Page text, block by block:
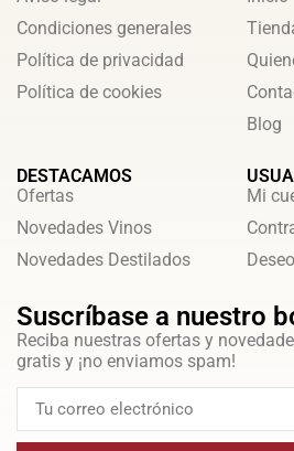
Condiciones generales
Política de privacidad
Política de cookies
Blog
DESTACAMOS
Ofertas
Novedades Vinos
Novedades Destilados
Mi
Suscríbase a nuestro
Reciba nuestras ofertas y
gratis y ¡no enviamos spam!